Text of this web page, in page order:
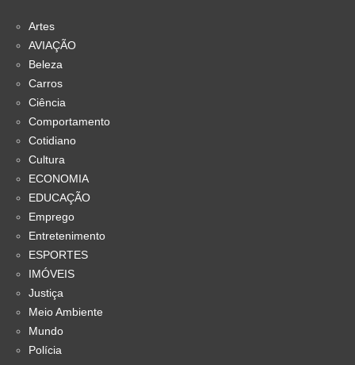
Artes
AVIAÇÃO
Beleza
Carros
Ciência
Comportamento
Cotidiano
Cultura
ECONOMIA
EDUCAÇÃO
Emprego
Entretenimento
ESPORTES
IMÓVEIS
Justiça
Meio Ambiente
Mundo
Polícia